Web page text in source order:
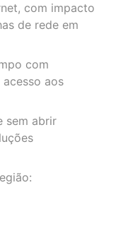
com impacto
de rede em
com
aos
sem abrir